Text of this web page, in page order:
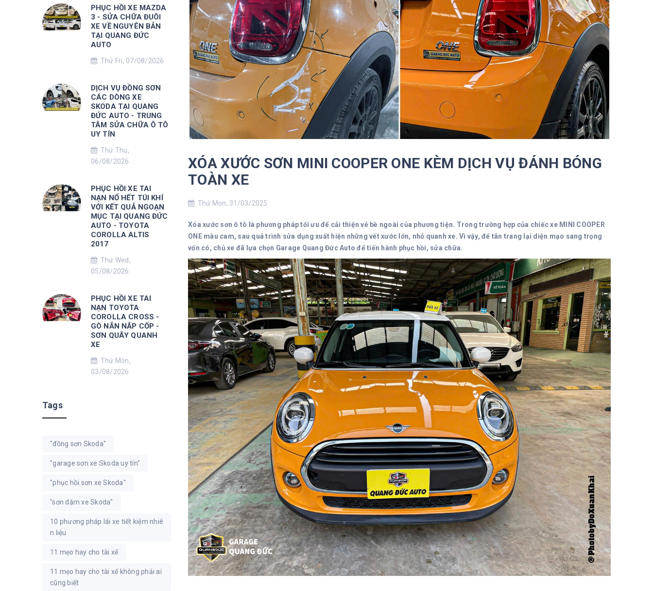
XÓA XƯỚC SƠN MINI COOPER ONE KÈM DỊCH VỤ ĐÁNH BÓNG
TOÀN XE
Thứ Mon, 31/03/2025
Xóa xước sơn ô tô là phương pháp tối ưu để cải thiện vẻ bề ngoài của phương tiện. Trong trường hợp của chiếc xe MINI COOPER
ONE màu cam, sau quá trình sửa dụng xuất hiện những vết xước lớn, nhỏ quanh xe. Vì vậy, để tân trang lại diện mạo sang trọng
vốn có, chủ xe đã lựa chọn Garage Quang Đức Auto để tiến hành phục hồi, sửa chữa.
PHỤC HỒI XE MAZDA
3 - SỬA CHỮA ĐUÔI
XE VỀ NGUYÊN BẢN
TẠI QUANG ĐỨC
AUTO
Thứ Fri, 07/08/2026
DỊCH VỤ ĐỒNG SƠN
CÁC DÒNG XE
SKODA TẠI QUANG
ĐỨC AUTO - TRUNG
TÂM SỬA CHỮA Ô TÔ
UY TÍN
Thứ Thu,
06/08/2026
PHỤC HỒI XE TAI
NẠN NỔ HẾT TÚI KHÍ
VỚI KẾT QUẢ NGOẠN
MỤC TẠI QUANG ĐỨC
AUTO - TOYOTA
COROLLA ALTIS
2017
Thứ Wed,
05/08/2026
PHỤC HỒI XE TAI
NẠN TOYOTA
COROLLA CROSS -
GÒ NẮN NẮP CỐP -
SƠN QUÂY QUANH
XE
Thứ Mon,
03/08/2026
Tags
"đồng sơn Skoda"
"garage sơn xe Skoda uy tín"
"phục hồi sơn xe Skoda"
"sơn dặm xe Skoda"
10 phương pháp lái xe tiết kiệm nhiê
n liệu
11 mẹo hay cho tài xế
11 mẹo hay cho tài xế không phải ai
cũng biết